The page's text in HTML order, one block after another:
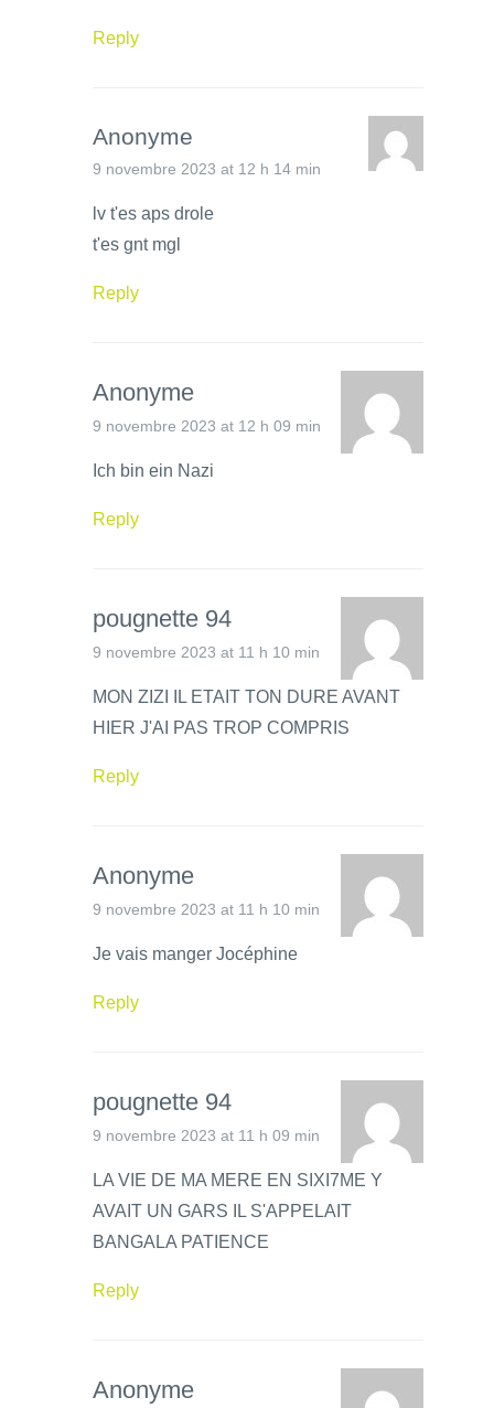
Reply
Anonyme
9 novembre 2023 at 12 h 14 min
lv t'es aps drole
t'es gnt mgl
Reply
Anonyme
9 novembre 2023 at 12 h 09 min
Ich bin ein Nazi
Reply
pougnette 94
9 novembre 2023 at 11 h 10 min
MON ZIZI IL ETAIT TON DURE AVANT
HIER J'AI PAS TROP COMPRIS
Reply
Anonyme
9 novembre 2023 at 11 h 10 min
Je vais manger Jocéphine
Reply
pougnette 94
9 novembre 2023 at 11 h 09 min
LA VIE DE MA MERE EN SIXI7ME Y
AVAIT UN GARS IL S'APPELAIT
BANGALA PATIENCE
Reply
Anonyme